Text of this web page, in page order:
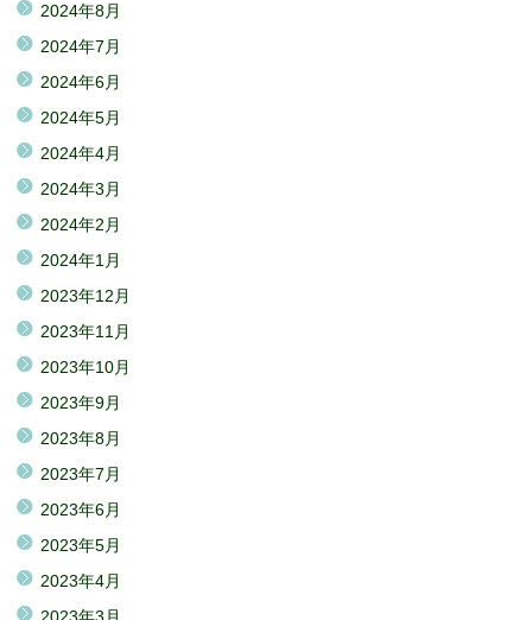
2024年8月
2024年7月
2024年6月
2024年5月
2024年4月
2024年3月
2024年2月
2024年1月
2023年12月
2023年11月
2023年10月
2023年9月
2023年8月
2023年7月
2023年6月
2023年5月
2023年4月